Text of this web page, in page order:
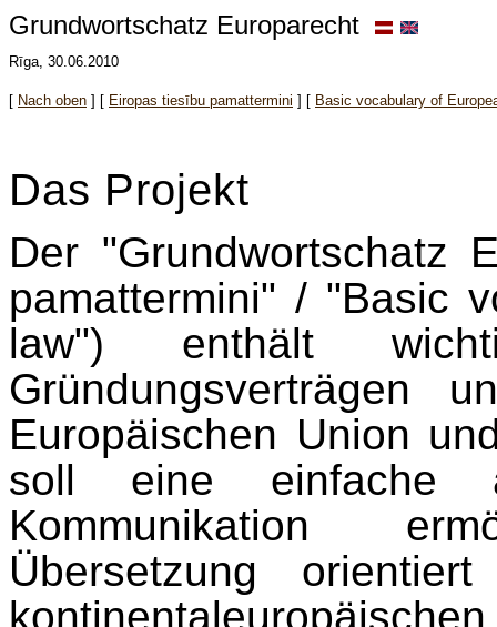
Grundwortschatz Europarecht
Rīga, 30.06.2010
[ Nach oben ] [ Eiropas tiesību pamattermini ] [ Basic vocabulary of
Das Projekt
Der "Grundwortschatz
pamattermini" / "Basic
law") enthält
Gründungsverträgen
Europäischen Union
soll eine einfache
Kommunikation
Übersetzung